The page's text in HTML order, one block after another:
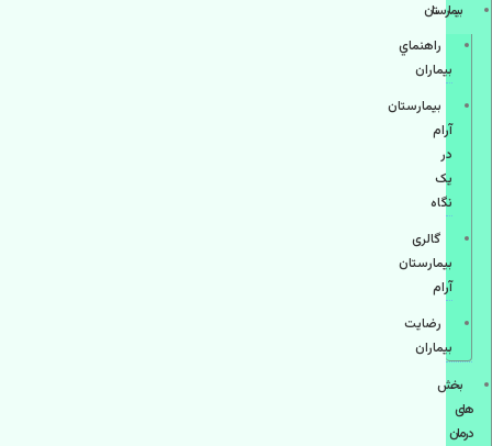
بيمارستان
راهنماي
بیماران
بیمارستان
آرام
در
یک
نگاه
گالری
بیمارستان
آرام
رضایت
بیماران
بخش
های
درمان